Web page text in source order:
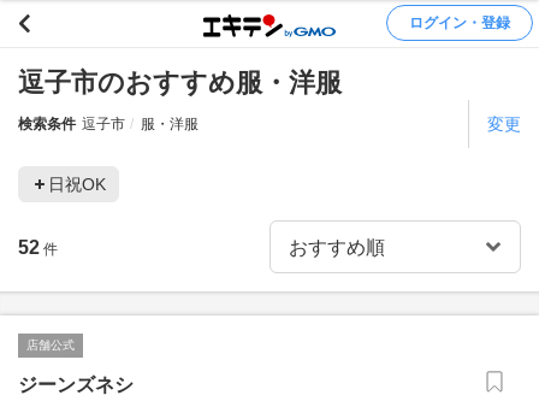
ログイン・登録
逗子市のおすすめ服・洋服
検索条件 逗子市 服・洋服 変更
日祝OK
52 件
店舗公式
ジーンズネシ